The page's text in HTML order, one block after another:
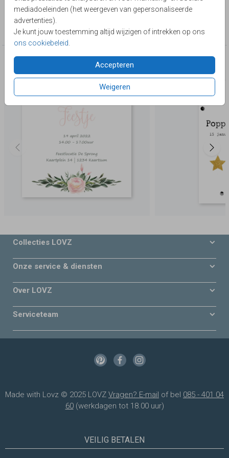
mediadoeleinden (het weergeven van gepersonaliseerde
advertenties).
Je kunt jouw toestemming altijd wijzigen of intrekken op ons
ons cookiebeleid
Accepteren
Weigeren
Collectie
kraamborrelkaartjes
Deze producten zijn wellicht ook iets voor je
Collecties LOVZ
Onze service & diensten
Over LOVZ
Serviceteam
Made with Lovz © 2025 LOVZ Vragen? E-mail of bel 085 - 401 04
60(werkdagen tot 18.00 uur)
VEILIG BETALEN